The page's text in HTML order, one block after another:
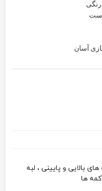
رنگی
آسان
بالایی و پایینی ، لبه
ها